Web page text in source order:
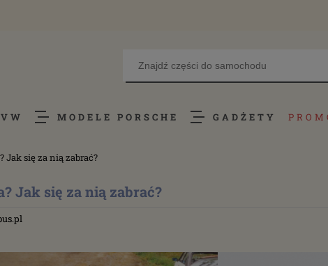
MODELE PORSCHE GADŻETY
Jak się za nią zabrać?
Jak się za nią zabrać?